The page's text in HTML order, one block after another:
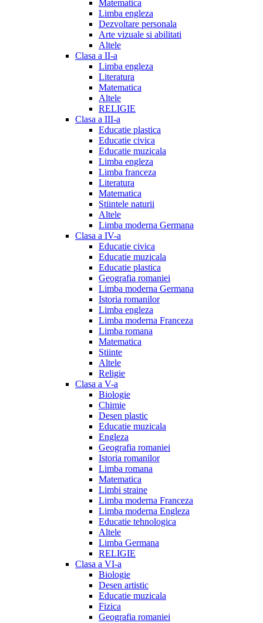
Matematica
Limba engleza
Dezvoltare personala
Arte vizuale si abilitati
Altele
Clasa a II-a
Limba engleza
Literatura
Matematica
Altele
RELIGIE
Clasa a III-a
Educatie plastica
Educatie civica
Educatie muzicala
Limba engleza
Limba franceza
Literatura
Matematica
Stiintele naturii
Altele
Limba moderna Germana
Clasa a IV-a
Educatie civica
Educatie muzicala
Educatie plastica
Geografia romaniei
Limba moderna Germana
Istoria romanilor
Limba engleza
Limba moderna Franceza
Limba romana
Matematica
Stiinte
Altele
Religie
Clasa a V-a
Biologie
Chimie
Desen plastic
Educatie muzicala
Engleza
Geografia romaniei
Istoria romanilor
Limba romana
Matematica
Limbi straine
Limba moderna Franceza
Limba moderna Engleza
Educatie tehnologica
Altele
Limba Germana
RELIGIE
Clasa a VI-a
Biologie
Desen artistic
Educatie muzicala
Fizica
Geografia romaniei